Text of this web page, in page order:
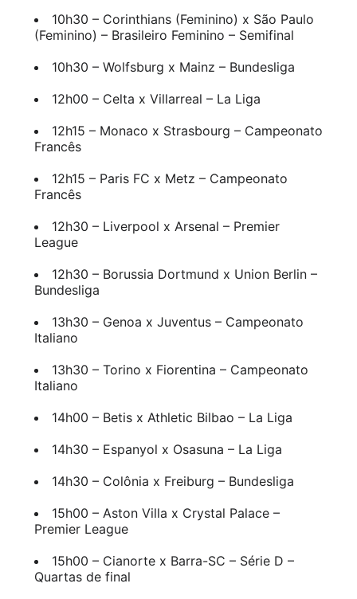
10h30 – Corinthians (Feminino) x São Paulo
(Feminino) – Brasileiro Feminino – Semifinal
10h30 – Wolfsburg x Mainz – Bundesliga
12h00 – Celta x Villarreal – La Liga
12h15 – Monaco x Strasbourg – Campeonato
Francês
12h15 – Paris FC x Metz – Campeonato
Francês
12h30 – Liverpool x Arsenal – Premier
League
12h30 – Borussia Dortmund x Union Berlin –
Bundesliga
13h30 – Genoa x Juventus – Campeonato
Italiano
13h30 – Torino x Fiorentina – Campeonato
Italiano
14h00 – Betis x Athletic Bilbao – La Liga
14h30 – Espanyol x Osasuna – La Liga
14h30 – Colônia x Freiburg – Bundesliga
15h00 – Aston Villa x Crystal Palace –
Premier League
15h00 – Cianorte x Barra-SC – Série D –
Quartas de final